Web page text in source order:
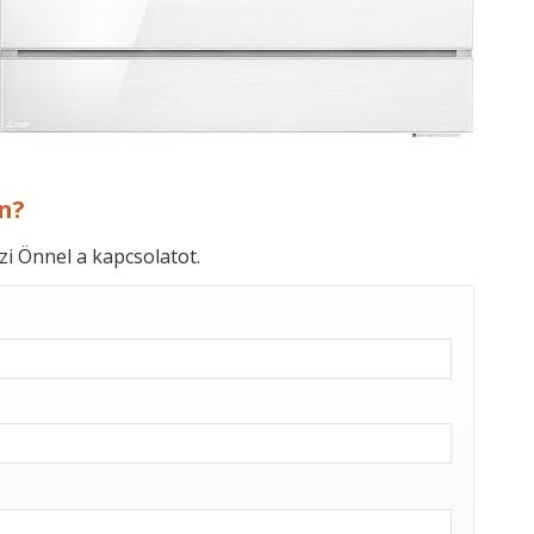
Önnel a kapcsolatot.